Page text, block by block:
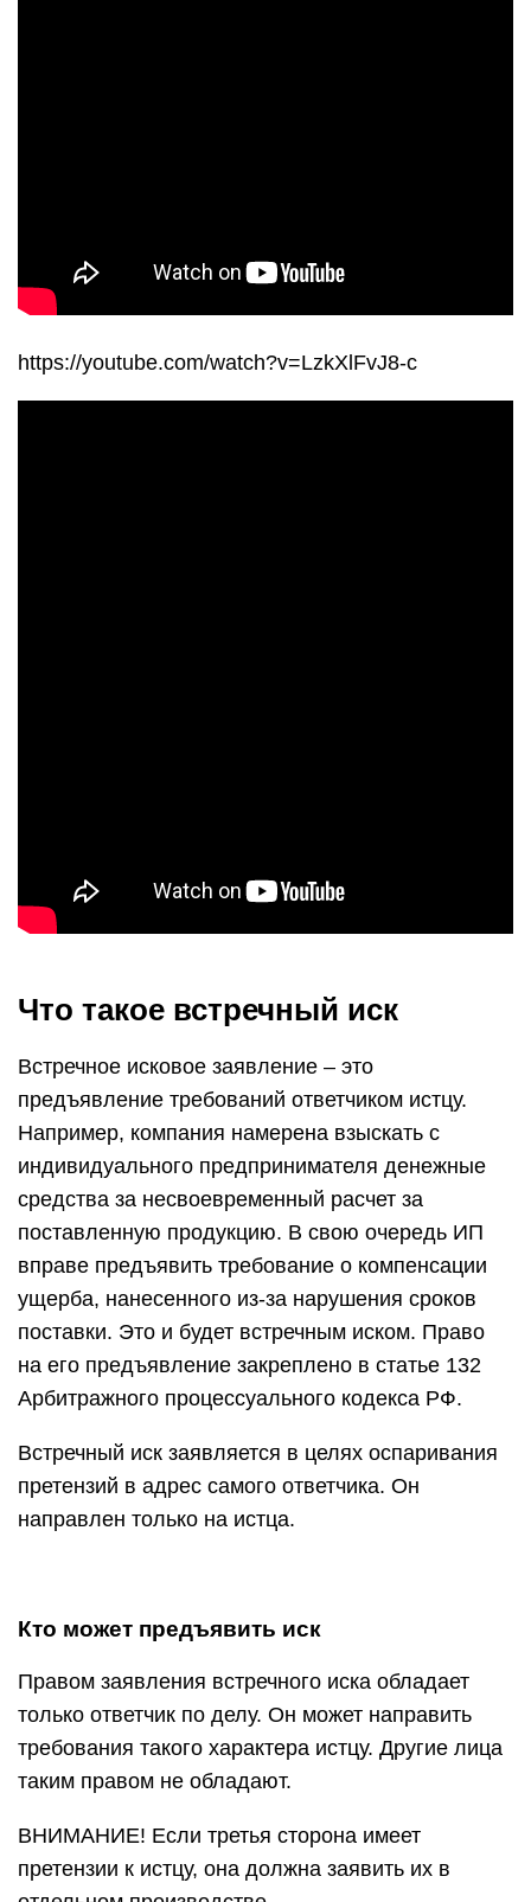
https://youtube.com/watch?v=LzkXlFvJ8-c
Что такое встречный иск
Встречное исковое заявление – это
предъявление требований ответчиком истцу.
Например, компания намерена взыскать с
индивидуального предпринимателя денежные
средства за несвоевременный расчет за
поставленную продукцию. В свою очередь ИП
вправе предъявить требование о компенсации
ущерба, нанесенного из-за нарушения сроков
поставки. Это и будет встречным иском. Право
на его предъявление закреплено в статье 132
Арбитражного процессуального кодекса РФ.
Встречный иск заявляется в целях оспаривания
претензий в адрес самого ответчика. Он
направлен только на истца.
Кто может предъявить иск
Правом заявления встречного иска обладает
только ответчик по делу. Он может направить
требования такого характера истцу. Другие лица
таким правом не обладают.
ВНИМАНИЕ! Если третья сторона имеет
претензии к истцу, она должна заявить их в